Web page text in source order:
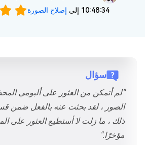
10:48:34 إلى
إصلاح الصورة
سؤال
"لم أتمكن من العثور على ألبومي
الصور ، لقد بحثت عنه بالفعل ضمن
ذلك ، ما زلت لا أستطيع العثور على
مؤخرًا."